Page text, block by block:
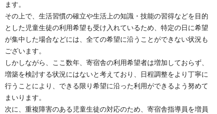
ます。
その上で、生活習慣の確立や生活上の知識・技能の習得などを目的
とした児童生徒の利用希望も受け入れているため、特定の日に希望
が集中した場合などには、全ての希望に沿うことができない状況も
ございます。
しかしながら、ここ数年、寄宿舎の利用希望者は増加しておらず、
増築を検討する状況にはないと考えており、日程調整をより丁寧に
行うことにより、できる限り希望に沿った利用ができるよう努めて
まいります。
次に、重複障害のある児童生徒の対応のため、寄宿舎指導員を増員